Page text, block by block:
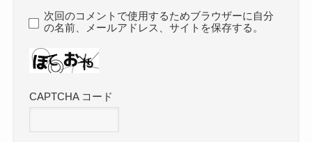
次回のコメントで使用するためブラウザーに自分
の名前、メールアドレス、サイトを保存する。
CAPTCHA コード